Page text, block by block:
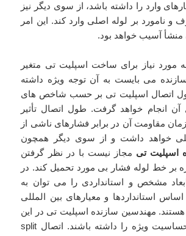
وارد را داشته باشد، از سوی دیگر نیز
و نامورد بر لوله اصلی وارد کند. این امر
منشأ آسیب خواهد بود.
مورد نیاز برای ساخت اسپلیت تی متغیر
می بایست به آن توجه ویژه داشته
اتصال اسپلیت تی بر حسب شاخص های
انجام خواهد گرفت. طول اتصال تأثیر
مقاومت آن در برابر فشارهای ناشی از
خواهد داشت و از سوی دیگر همچون
اسپلیت تی مجاز نیست با در نظر گرفتن
بر خط لوله فشار بی مورد تحمیل کند. در
مشخص و استانداردی را می توان به
استانداردها و معیارهای بین المللی
مهندسین سازنده اسپلیت تی در این
خصوص نیز باید حساسیت ویژه را داشته باشند. اتصال split